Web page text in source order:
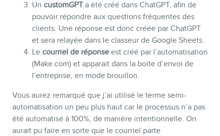
Un customGPTa été créé dans ChatGPT, afin de
pouvoir répondre aux questions fréquentes des
clients. Une réponse est donc créée par ChatGPT
et sera relayée dans le classeur de Google Sheets.
Le courriel de réponse est créé par l’automatisation
(Make.com) et apparait dans la boite d’envoi de
l’entreprise, en mode brouillon.
Vous aurez remarqué que j’ai utilisé le terme semi-
automatisation un peu plus haut car le processus n’a pas
été automatisé à 100%, de manière intentionnelle. On
aurait pu faire en sorte que le courriel parte